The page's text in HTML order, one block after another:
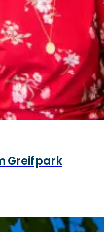
Greifpark